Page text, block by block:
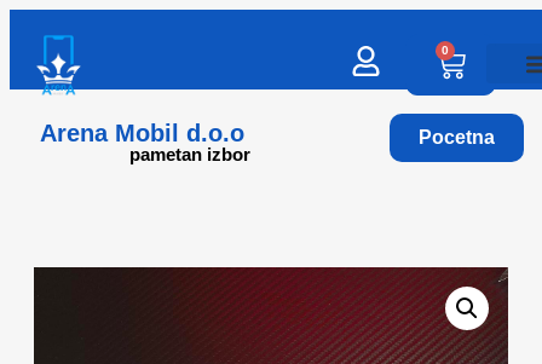
Arena Mobil d.o.o
pametan izbor
0
Pocetna